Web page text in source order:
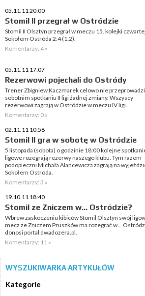
05.11.11 20:00
Stomil II przegrał w Ostródzie
Stomil II Olsztyn przegrał w meczu 15. kolejki
Sokołem Ostróda 2:4 (1:2).
Komentarzy: 4 »
05.11.11 17:07
Rezerwowi pojechali do Ostródy
Trener Zbigniew Kaczmarek celowo nie
sobotnim spotkaniu II ligi żadnej zmiany. Wszyscy
rezerwowi zagrają w Ostródzie w meczu IV ligi.
Komentarzy: 0 »
02.11.11 10:58
Stomil II gra w sobotę w Ostródzie
5 listopada (sobota) o godzinie 18:00 kolejne
ligowe rozegrają rezerwy naszego klubu. Tym razem
podopieczni Michała Alancewicza zagrają na
Sokołem Ostróda.
Komentarzy: 3 »
19.10.11 18:40
Stomil ze Zniczem w... Ostródzie?
Wbrew zaskoczeniu kibiców Stomil Olsztyn swój
mecz ze Zniczem Pruszków ma rozegrać w...
donosi portal dwadozera.pl.
Komentarzy: 11 »
WYSZUKIWARKA ARTYKUŁÓW
Kategorie